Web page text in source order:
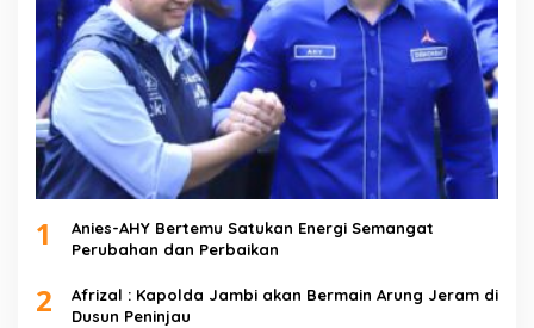
1
Anies-AHY Bertemu Satukan Energi Semangat
Perubahan dan Perbaikan
2
Afrizal : Kapolda Jambi akan Bermain Arung Jeram di
Dusun Peninjau